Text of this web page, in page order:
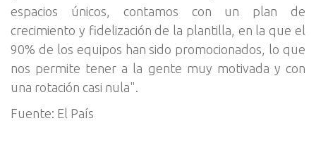
espacios únicos, contamos con un plan de
crecimiento y fidelización de la plantilla, en la que el
90% de los equipos han sido promocionados, lo que
nos permite tener a la gente muy motivada y con
una rotación casi nula".
Fuente: El País